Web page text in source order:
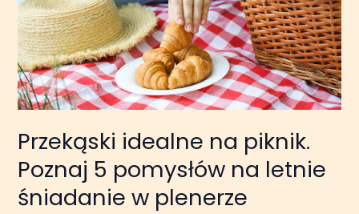
Przekąski idealne na piknik.
Poznaj 5 pomysłów na letnie
śniadanie w plenerze
pomysłów
na letnie
śniadanie
w plenerze